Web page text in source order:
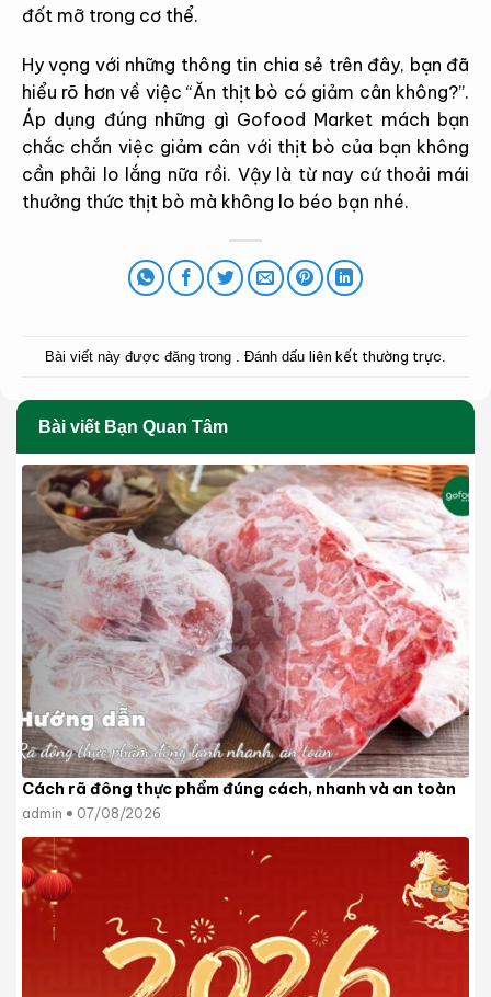
đốt mỡ trong cơ thể.
Hy vọng với những thông tin chia sẻ trên đây, bạn đã
hiểu rõ hơn về việc “Ăn thịt bò có giảm cân không?”.
Áp dụng đúng những gì Gofood Market mách bạn
chắc chắn việc giảm cân với thịt bò của bạn không
cần phải lo lắng nữa rồi. Vậy là từ nay cứ thoải mái
thưởng thức thịt bò mà không lo béo bạn nhé.
Bài viết này được đăng trong . Đánh dấu liên kết thường trực
Bài viết Bạn Quan Tâm
Cách rã đông thực phẩm đúng cách, nhanh và an toàn
admin 07/08/2026